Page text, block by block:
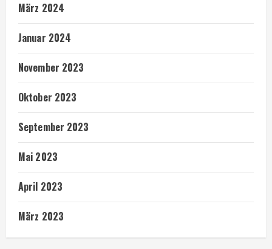
März 2024
Januar 2024
November 2023
Oktober 2023
September 2023
Mai 2023
April 2023
März 2023